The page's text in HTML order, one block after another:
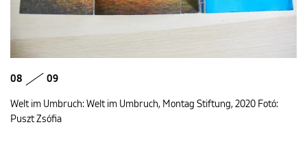
08 09
Welt im Umbruch: Welt im Umbruch, Montag Stiftung, 2020 Fotó:
Puszt Zsófia